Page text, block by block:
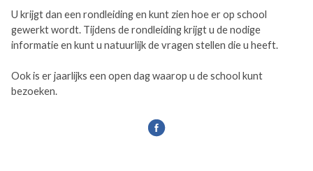
U krijgt dan een rondleiding en kunt zien hoe er op school
gewerkt wordt. Tijdens de rondleiding krijgt u de nodige
informatie en kunt u natuurlijk de vragen stellen die u heeft.
Ook is er jaarlijks een open dag waarop u de school kunt
bezoeken.